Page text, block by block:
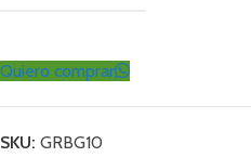
Quiero comprar
SKU: GRBG10